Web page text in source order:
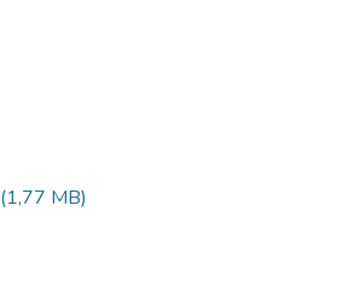
(1,77 MB)